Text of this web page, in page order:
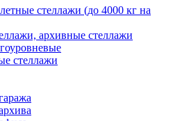
стеллажи (до 4000 кг на
архивные стеллажи
стеллажи